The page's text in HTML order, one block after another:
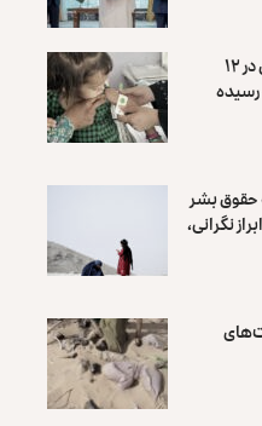
برنامه جهانی غذا: سوءتغذیه کودکان در ۱۲
حقوق بشر
نگرانی،